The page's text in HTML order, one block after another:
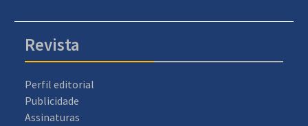
Revista
Perfil editorial
Publicidade
Assinaturas